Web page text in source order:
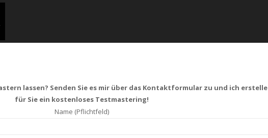
lassen? Senden Sie es mir über das Kontaktformular zu und ich erstelle
für Sie ein kostenloses Testmastering!
Name (Pflichtfeld)